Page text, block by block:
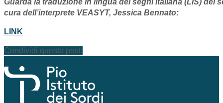
Guarda la traduzione in lingua dei segni italiana (LIS) del
cura dell’interprete VEASYT, Jessica Bennato:
LINK
Condividi questo post: